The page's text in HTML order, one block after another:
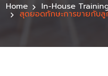
Home In-House
สุดยอดทักษะการขายกับ